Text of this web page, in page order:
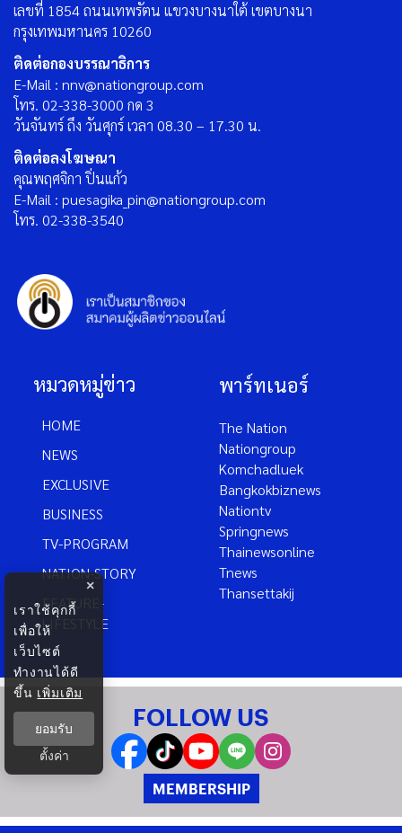
เลขที่ 1854 ถนนเทพรัตน แขวงบางนาใต้ เขตบางนา
กรุงเทพมหานคร 10260
ติดต่อกองบรรณาธิการ
E-Mail : nnv@nationgroup.com
โทร. 02-338-3000 กด 3
วันจันทร์ ถึง วันศุกร์ เวลา 08.30 – 17.30 น.
ติดต่อลงโฆษณา
คุณพฤศจิกา ปิ่นแก้ว
E-Mail : puesagika_pin@nationgroup.com
โทร. 02-338-3540
หมวดหมู่ข่าว
HOME
NEWS
EXCLUSIVE
BUSINESS
TV-PROGRAM
NATION-STORY
FEATURE-
LIFESTYLE
พาร์ทเนอร์
The Nation
Nationgroup
Komchadluek
Bangkokbiznews
Nationtv
Springnews
Thainewsonline
Tnews
Thansettakij
FOLLOW US
MEMBERSHIP
×
เราใช้คุกกี้
เพื่อให้
เว็บไซต์
ทำงานได้ดี
ขึ้น เพิ่มเติม
ยอมรับ
ตั้งค่า